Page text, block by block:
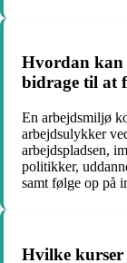
Hvordan
bidrage til at
En arbejdsmiljø
arbejdsulykker
arbejdspladsen,
politikker,
samt følge op på
Hvilke kurser